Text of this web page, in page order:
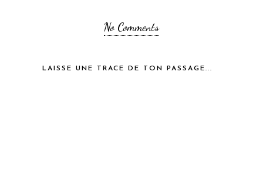
No Comments
LAISSE UNE TRACE DE TON PASSAGE...